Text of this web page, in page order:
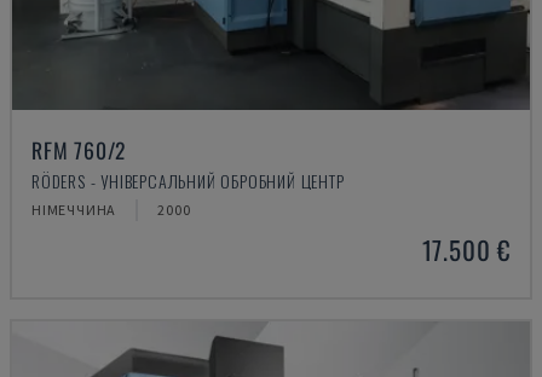
RFM 760/2
RÖDERS - УНІВЕРСАЛЬНИЙ ОБРОБНИЙ ЦЕНТР
НІМЕЧЧИНА 2000
17.500 €